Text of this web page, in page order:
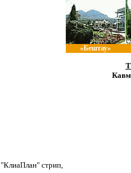
«Бештау»
"КлиаПлан" стрип,